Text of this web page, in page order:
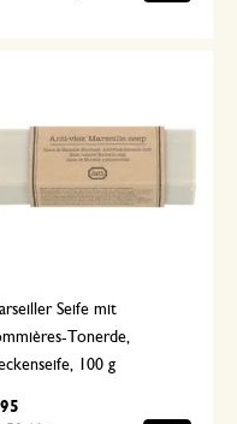
Seife mit
Tonerde,
100 g